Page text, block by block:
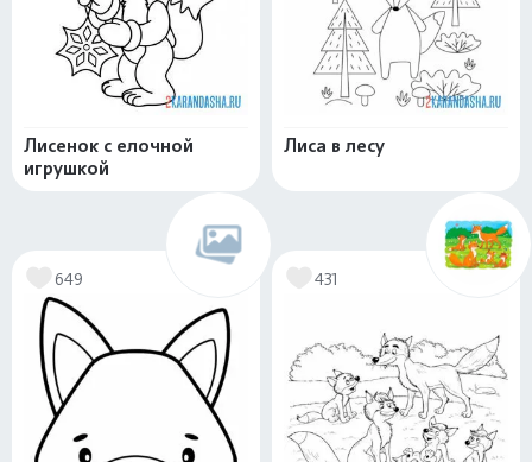
Лисенок с елочной
игрушкой
Лиса в лесу
649 431